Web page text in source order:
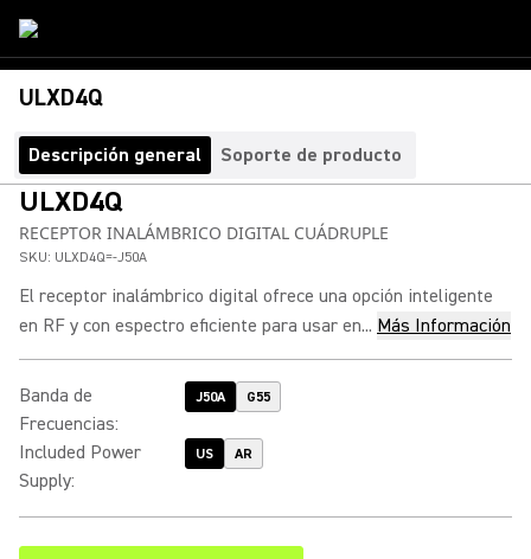
ULXD4Q
Descripción general Soporte de producto
ULXD4Q
RECEPTOR INALÁMBRICO DIGITAL CUÁDRUPLE
SKU: ULXD4Q=-J50A
El receptor inalámbrico digital ofrece una opción inteligente
en RF y con espectro eficiente para usar en... Más Información
Banda de
Frecuencias:
J50A G55
Included Power
Supply:
US AR